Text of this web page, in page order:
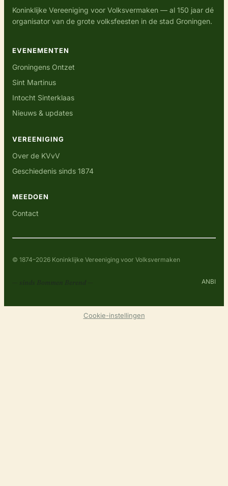
Koninklijke Vereeniging voor Volksvermaken — al 150 jaar dé
organisator van de grote volksfeesten in de stad Groningen.
EVENEMENTEN
Groningens Ontzet
Sint Martinus
Intocht Sinterklaas
Nieuws & updates
VEREENIGING
Over de KVvV
Geschiedenis sinds 1874
MEEDOEN
Contact
© 1874–2026 Koninklijke Vereeniging voor Volksvermaken
— sinds Bommen Berend — ANBI
Cookie-instellingen